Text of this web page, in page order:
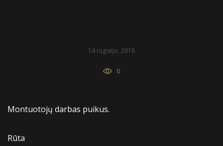
14 rugsėjo, 2018
0
Montuotojų darbas puikus.
Rūta